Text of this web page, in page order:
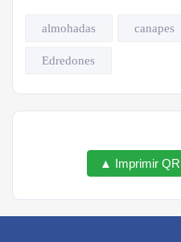
almohadas canapes
Edredones
▲ Imprimir